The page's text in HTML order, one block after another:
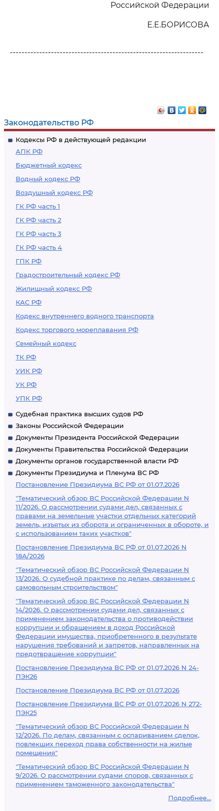
Законодательство РФ
Кодексы РФ в действующей редакции
АПК РФ
Бюджетный кодекс
Водный кодекс РФ
Воздушный кодекс РФ
ГК РФ часть 1
ГК РФ часть 2
ГК РФ часть 3
ГК РФ часть 4
ГПК РФ
Градостроительный кодекс РФ
Жилищный кодекс РФ
КАС РФ
Кодекс внутреннего водного транспорта
Кодекс торгового мореплавания РФ
Семейный кодекс
ТК РФ
УИК РФ
УК РФ
УПК РФ
Судебная практика высших судов РФ
Законы Российской Федерации
Документы Президента Российской Федерации
Документы Правительства Российской Федерации
Документы органов государственной власти РФ
Документы Президиума и Пленума ВС РФ
Постановление Президиума ВС РФ от 01.07.2026
"Тематический обзор ВС Российской Федерации N
11/2026. О рассмотрении судами дел, связанных с
правами на земельные участки отдельных категорий
земель, изъятых из оборота и ограниченных в обороте, и
с использованием таких участков"
Постановление Президиума ВС РФ от 01.07.2026 N
18А/2026
"Тематический обзор ВС Российской Федерации N
13/2026. О судебной практике по делам, связанным с
самовольным строительством"
"Тематический обзор ВС Российской Федерации N
14/2026. О рассмотрении судами дел, связанных с
применением законодательства о противодействии
коррупции и обращением в доход Российской
Федерации имущества, приобретенного в результате
нарушения требований и запретов, направленных на
предотвращение коррупции"
Постановление Президиума ВС РФ от 01.07.2026 N 24-
ПЭК26
Постановление Президиума ВС РФ от 01.07.2026
Постановление Президиума ВС РФ от 01.07.2026 N 272-
ПЭК25
"Тематический обзор ВС Российской Федерации N
12/2026. По делам, связанным с оспариванием сделок,
повлекших переход права собственности на жилые
помещения"
"Тематический обзор ВС Российской Федерации N
9/2026. О рассмотрении судами споров, связанных с
применением таможенного законодательства"
Подробнее...
Российской Федерации
Е.Е.БОРИСОВА
------------------------------------------------------------------